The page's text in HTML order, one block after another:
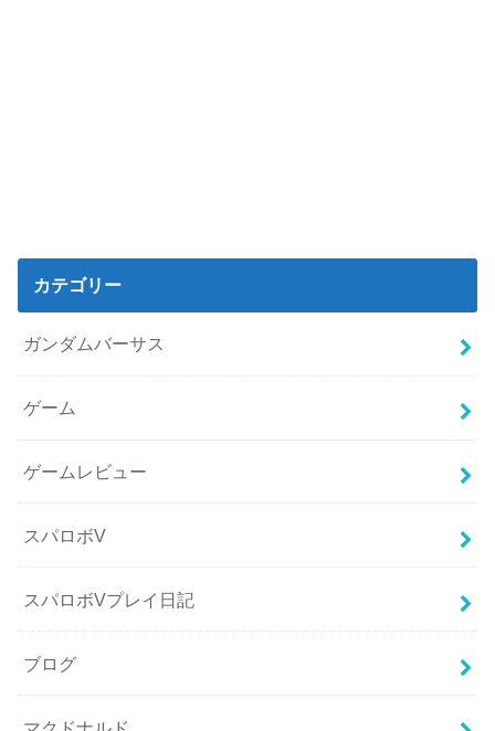
カテゴリー
ガンダムバーサス
ゲーム
ゲームレビュー
スパロボV
スパロボVプレイ日記
ブログ